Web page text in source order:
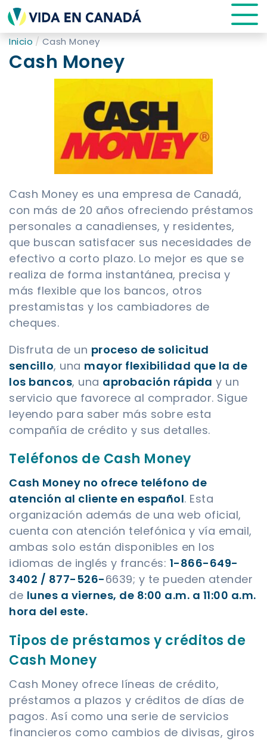
Inicio Cash Money
Cash Money
Cash Money es una empresa de Canadá,
con más de 20 años ofreciendo préstamos
personales a canadienses, y residentes,
que buscan satisfacer sus necesidades de
efectivo a corto plazo. Lo mejor es que se
realiza de forma instantánea, precisa y
más flexible que los bancos, otros
prestamistas y los cambiadores de
cheques.
Disfruta de un proceso de solicitud
sencillo, una mayor flexibilidad que la de
los bancos, una aprobación rápida y un
servicio que favorece al comprador. Sigue
leyendo para saber más sobre esta
compañía de crédito y sus detalles.
Teléfonos de Cash Money
Cash Money no ofrece teléfono de
atención al cliente en español. Esta
organización además de una web oficial,
cuenta con atención telefónica y vía email,
ambas solo están disponibles en los
idiomas de inglés y francés: 1-866-649-
3402 / 877-526-6639; y te pueden atender
de lunes a viernes, de 8:00 a.m. a 11:00 a.m.
hora del este.
Tipos de préstamos y créditos de
Cash Money
Cash Money ofrece líneas de crédito,
préstamos a plazos y créditos de días de
pagos. Así como una serie de servicios
financieros como cambios de divisas, giros